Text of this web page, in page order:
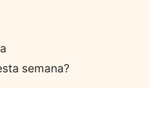
semana?